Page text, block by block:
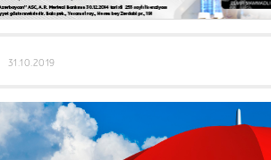
31.10.2019